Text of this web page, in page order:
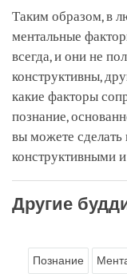
Таким образом, в
ментальные
всегда, и они не
конструктивны,
какие факторы
познание,
вы можете сделать
конструктивными
Другие
Познание